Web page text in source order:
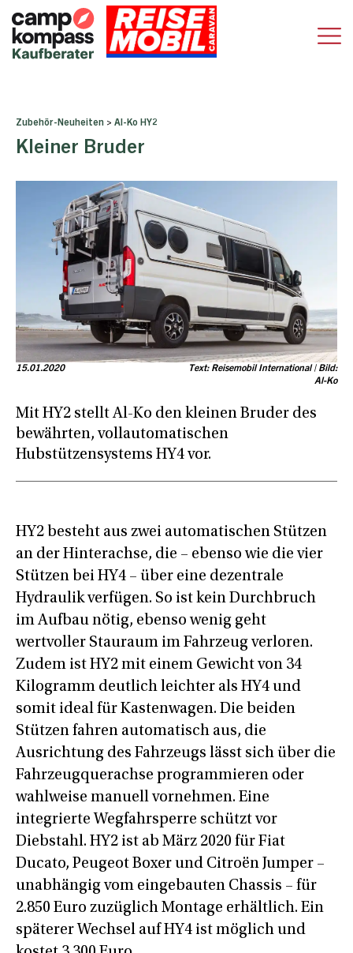
Zubehör-Neuheiten > Al-Ko HY2
Kleiner Bruder
15.01.2020
Text: Reisemobil International | Bild:
Al-Ko
Mit HY2 stellt Al-Ko den kleinen Bruder des
bewährten, vollautomatischen
Hubstützensystems HY4 vor.
HY2 besteht aus zwei automatischen Stützen
an der Hinterachse, die – ebenso wie die vier
Stützen bei HY4 – über eine dezentrale
Hydraulik verfügen. So ist kein Durchbruch
im Aufbau nötig, ebenso wenig geht
wertvoller Stauraum im Fahrzeug verloren.
Zudem ist HY2 mit einem Gewicht von 34
Kilogramm deutlich leichter als HY4 und
somit ideal für Kastenwagen. Die beiden
Stützen fahren automatisch aus, die
Ausrichtung des Fahrzeugs lässt sich über die
Fahrzeugquerachse programmieren oder
wahlweise manuell vornehmen. Eine
integrierte Wegfahrsperre schützt vor
Diebstahl. HY2 ist ab März 2020 für Fiat
Ducato, Peugeot Boxer und Citroën Jumper –
unabhängig vom eingebauten Chassis – für
2.850 Euro zuzüglich Montage erhältlich. Ein
späterer Wechsel auf HY4 ist möglich und